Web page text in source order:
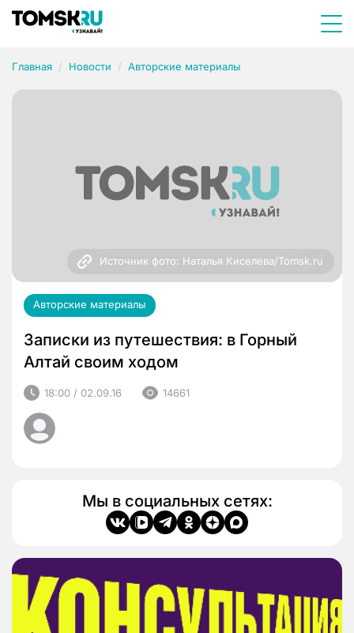
Главная Новости Авторские материалы
Источник фото: Наталья Киселева/Tomsk.ru
Авторские материалы
Записки из путешествия: в Горный
Алтай своим ходом
18:00 / 02.09.16 14661
Мы в социальных сетях: